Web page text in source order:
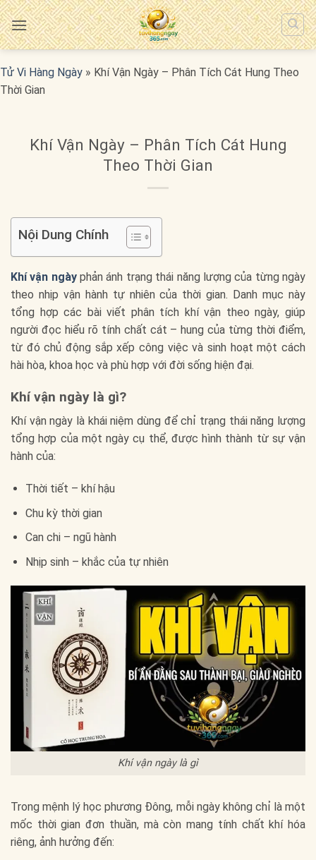
Bỏ
qua
nội
Tử Vi Hàng Ngày » Khí Vận Ngày – Phân Tích Cát Hung Theo
Thời Gian
Khí Vận Ngày – Phân Tích Cát Hung
Theo Thời Gian
Nội Dung Chính
Khí vận ngàyphản ánh trạng thái năng lượng của từng ngày
theo nhịp vận hành tự nhiên của thời gian. Danh mục này
tổng hợp các bài viết phân tích khí vận theo ngày, giúp
người đọc hiểu rõ tính chất cát – hung của từng thời điểm,
từ đó chủ động sắp xếp công việc và sinh hoạt một cách
hài hòa, khoa học và phù hợp với đời sống hiện đại.
Khí vận ngày là gì?
Khí vận ngày là khái niệm dùng để chỉ trạng thái năng lượng
tổng hợp của một ngày cụ thể, được hình thành từ sự vận
hành của:
Thời tiết – khí hậu
Chu kỳ thời gian
Can chi – ngũ hành
Nhịp sinh – khắc của tự nhiên
Khí vận ngày là gì
Trong mệnh lý học phương Đông, mỗi ngày không chỉ là một
mốc thời gian đơn thuần, mà còn mang tính chất khí hóa
riêng, ảnh hưởng đến: